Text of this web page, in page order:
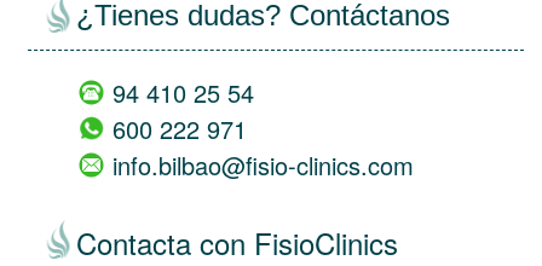
¿Tienes dudas? Contáctanos
94 410 25 54
600 222 971
info.bilbao@fisio-clinics.com
Contacta con FisioClinics